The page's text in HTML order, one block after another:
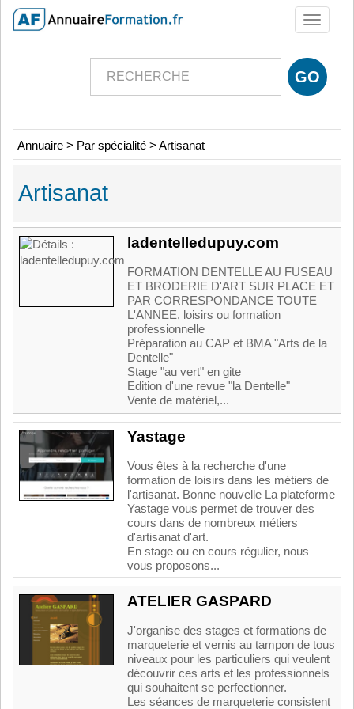
Toggle
Annuaire > Par spécialité > Artisanat
Artisanat
ladentelledupuy.com
FORMATION DENTELLE AU FUSEAU
ET BRODERIE D'ART SUR PLACE ET
PAR CORRESPONDANCE TOUTE
L'ANNEE, loisirs ou formation
professionnelle
Préparation au CAP et BMA "Arts de la
Dentelle"
Stage "au vert" en gite
Edition d'une revue "la Dentelle"
Vente de matériel,...
Yastage
Vous êtes à la recherche d'une
formation de loisirs dans les métiers de
l'artisanat. Bonne nouvelle La plateforme
Yastage vous permet de trouver des
cours dans de nombreux métiers
d'artisanat d'art.
En stage ou en cours régulier, nous
vous proposons...
ATELIER GASPARD
J'organise des stages et formations de
marqueterie et vernis au tampon de tous
niveaux pour les particuliers qui veulent
découvrir ces arts et les professionnels
qui souhaitent se perfectionner.
Les séances de marqueterie consistent